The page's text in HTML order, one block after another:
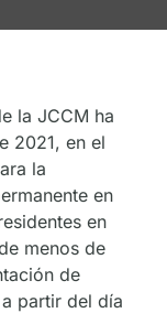
la JCCM ha
2021, en el
la
en
en
menos de
de
partir del día